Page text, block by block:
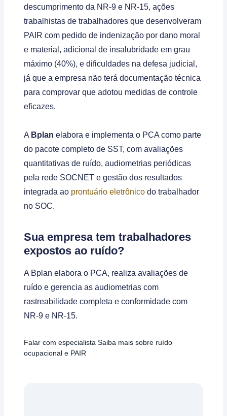
descumprimento da NR-9 e NR-15, ações
trabalhistas de trabalhadores que desenvolveram
PAIR com pedido de indenização por dano moral
e material, adicional de insalubridade em grau
máximo (40%), e dificuldades na defesa judicial,
já que a empresa não terá documentação técnica
para comprovar que adotou medidas de controle
eficazes.
A Bplan elabora e implementa o PCA como parte
do pacote completo de SST, com avaliações
quantitativas de ruído, audiometrias periódicas
pela rede SOCNET e gestão dos resultados
integrada ao prontuário eletrônicodo trabalhador
no SOC.
Sua empresa tem trabalhadores
expostos ao ruído?
A Bplan elabora o PCA, realiza avaliações de
ruído e gerencia as audiometrias com
rastreabilidade completa e conformidade com
NR-9 e NR-15.
Falar com especialista Saiba mais sobre ruído
ocupacional e PAIR